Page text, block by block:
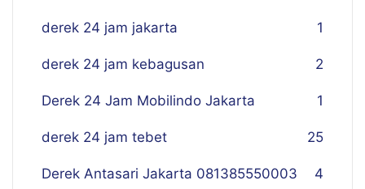
derek 24 jam jakarta 1
derek 24 jam kebagusan 2
Derek 24 Jam Mobilindo Jakarta 1
derek 24 jam tebet 25
Derek Antasari Jakarta 081385550003 4